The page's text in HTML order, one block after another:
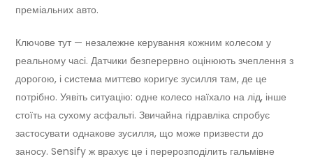
преміальних авто.
Ключове тут — незалежне керування кожним колесом у
реальному часі. Датчики безперервно оцінюють зчеплення з
дорогою, і система миттєво коригує зусилля там, де це
потрібно. Уявіть ситуацію: одне колесо наїхало на лід, інше
стоїть на сухому асфальті. Звичайна гідравліка спробує
застосувати однакове зусилля, що може призвести до
заносу. Sensify ж врахує це і перерозподілить гальмівне